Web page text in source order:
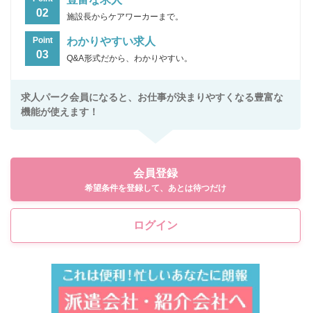
02 施設長からケアワーカーまで。
Point
03
わかりやすい求人
Q&A形式だから、わかりやすい。
求人パーク会員になると、お仕事が決まりやすくなる豊富な
機能が使えます！
会員登録
希望条件を登録して、あとは待つだけ
ログイン